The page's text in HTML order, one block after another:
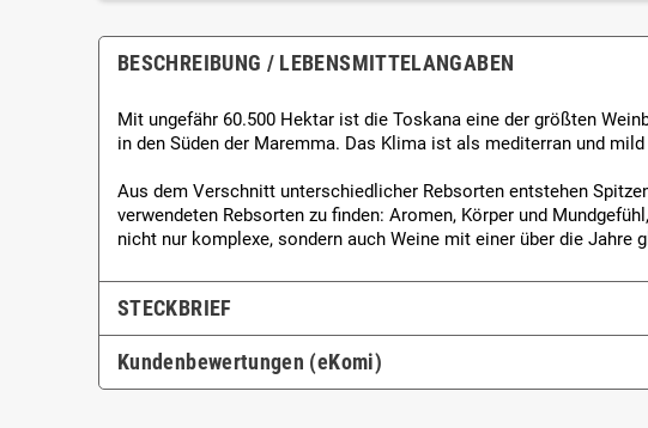
BESCHREIBUNG / LEBENSMITTEL­ANGABEN
Mit ungefähr 60.500 Hektar ist die Toskana eine der größten
in den Süden der Maremma. Das Klima ist als mediterran und
Aus dem Verschnitt unterschiedlicher Rebsorten entstehen
verwendeten Rebsorten zu finden: Aromen, Körper und
nicht nur komplexe, sondern auch Weine mit einer über die Jahre
STECKBRIEF
Kundenbewertungen (eKomi)